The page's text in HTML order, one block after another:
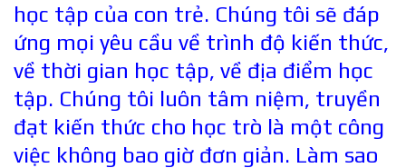
học tập của con trẻ. Chúng tôi sẽ đáp
ứng mọi yêu cầu về trình độ kiến thức,
về thời gian học tập, về địa điểm học
tập. Chúng tôi luôn tâm niệm, truyền
đạt kiến thức cho học trò là một công
việc không bao giờ đơn giản. Làm sao